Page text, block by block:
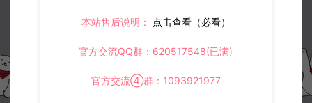
本站售后说明： 点击查看（必看）
官方交流QQ群：620517548(已满)
官方交流④群：1093921977